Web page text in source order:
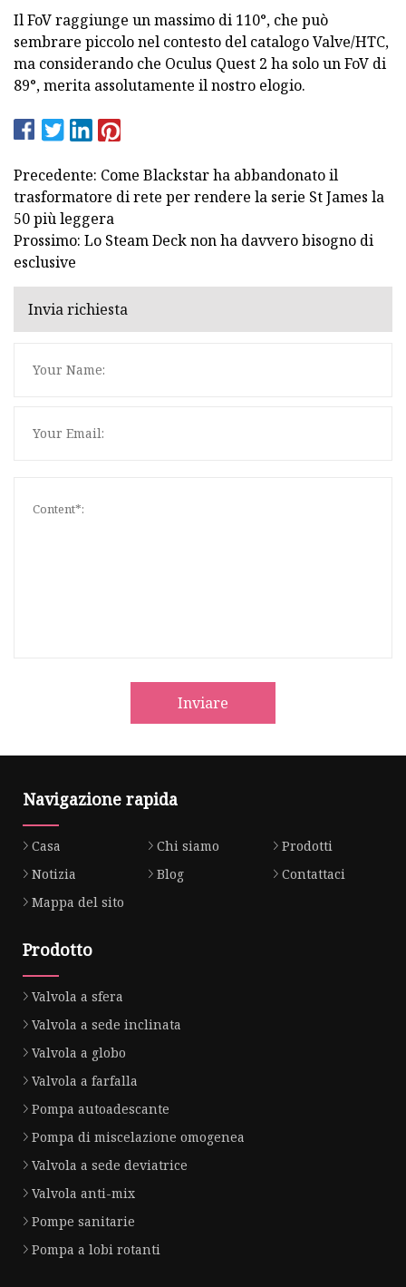
Il FoV raggiunge un massimo di 110°, che può
sembrare piccolo nel contesto del catalogo Valve/HTC,
ma considerando che Oculus Quest 2 ha solo un FoV di
89°, merita assolutamente il nostro elogio.
Precedente: Come Blackstar ha abbandonato il
trasformatore di rete per rendere la serie St James la
50 più leggera
Prossimo: Lo Steam Deck non ha davvero bisogno di
esclusive
Invia richiesta
Inviare
Navigazione rapida
Casa Chi siamo
Prodotti
Notizia
Blog
Contattaci
Mappa del sito
Prodotto
Valvola a sfera
Valvola a sede inclinata
Valvola a globo
Valvola a farfalla
Pompa autoadescante
Pompa di miscelazione omogenea
Valvola a sede deviatrice
Valvola anti-mix
Pompe sanitarie
Pompa a lobi rotanti